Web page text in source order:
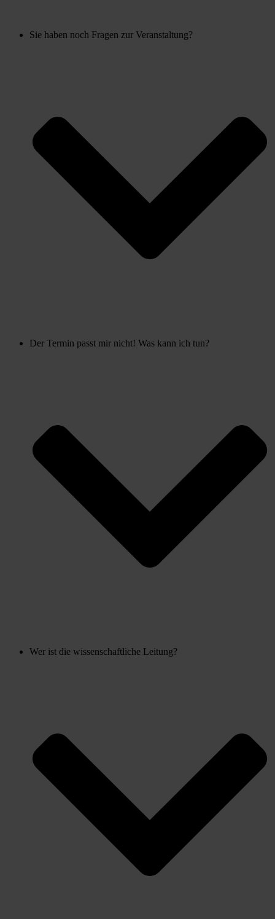
Sie haben noch Fragen zur Veranstaltung?
Der Termin passt mir nicht! Was kann ich tun?
Wer ist die wissenschaftliche Leitung?